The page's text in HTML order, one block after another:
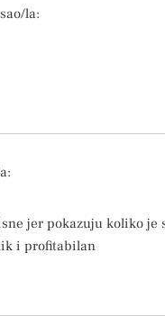
la:
jer pokazuju koliko je
i profitabilan